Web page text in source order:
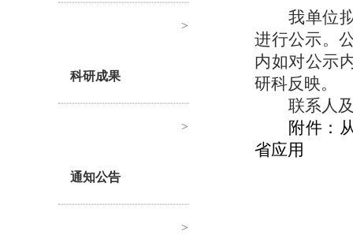
>
科研成果
>
通知公告
>
我单位
进行公示。
内如对公示
研科反映。
联系人
附件：
省应用